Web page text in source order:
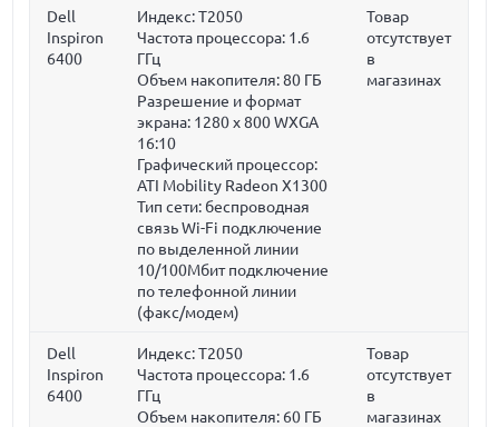
Dell
Inspiron
6400
Индекс: T2050
Частота процессора: 1.6
ГГц
Объем накопителя:80 ГБ
Разрешение и формат
экрана: 1280 x 800 WXGA
16:10
Графический процессор:
ATI Mobility Radeon X1300
Тип сети: беспроводная
связь Wi-Fi подключение
по выделенной линии
10/100Мбит подключение
по телефонной линии
(факс/модем)
Товар
отсутствует
в
магазинах
Dell
Inspiron
6400
Индекс: T2050
Частота процессора: 1.6
ГГц
Объем накопителя: 60 ГБ
Товар
отсутствует
в
магазинах